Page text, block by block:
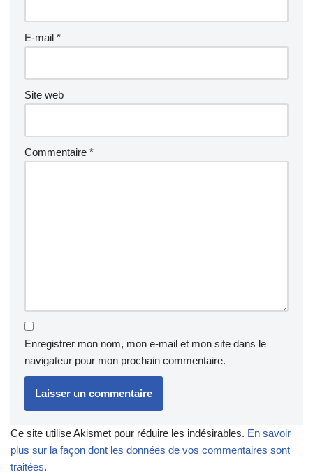
E-mail *
Site web
Commentaire *
Enregistrer mon nom, mon e-mail et mon site dans le
navigateur pour mon prochain commentaire.
Ce site utilise Akismet pour réduire les indésirables. En savoir
plus sur la façon dont les données de vos commentaires sont
traitées.